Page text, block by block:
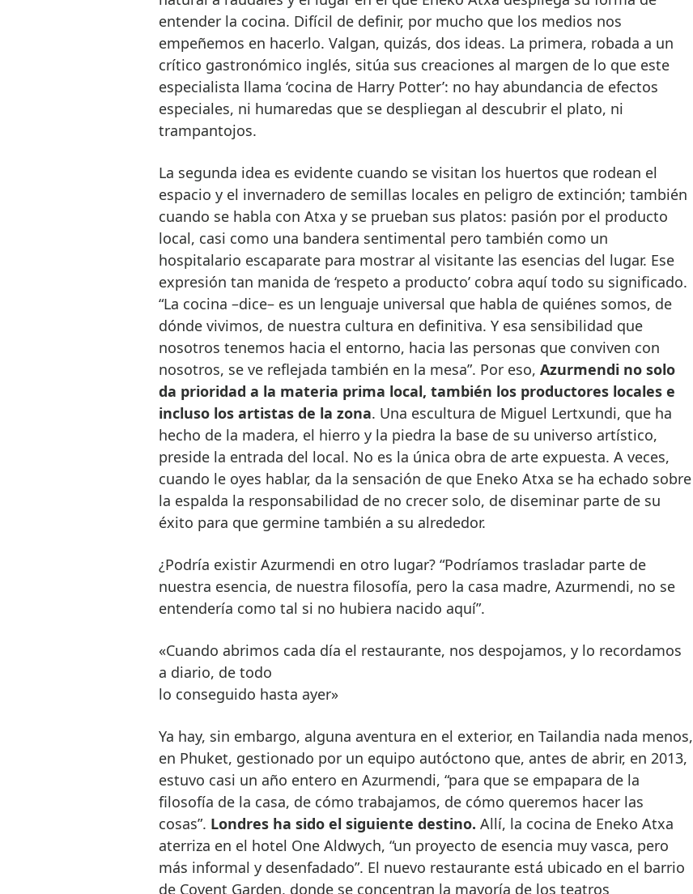
entender la cocina. Difícil de definir, por mucho que los medios nos
empeñemos en hacerlo. Valgan, quizás, dos ideas. La primera, robada a un
crítico gastronómico inglés, sitúa sus creaciones al margen de lo que este
especialista llama ‘cocina de Harry Potter’: no hay abundancia de efectos
especiales, ni humaredas que se despliegan al descubrir el plato, ni
trampantojos.
La segunda idea es evidente cuando se visitan los huertos que rodean el
espacio y el invernadero de semillas locales en peligro de extinción; también
cuando se habla con Atxa y se prueban sus platos: pasión por el producto
local, casi como una bandera sentimental pero también como un
hospitalario escaparate para mostrar al visitante las esencias del lugar. Ese
expresión tan manida de ‘respeto a producto’ cobra aquí todo su significado.
“La cocina –dice– es un lenguaje universal que habla de quiénes somos, de
dónde vivimos, de nuestra cultura en definitiva. Y esa sensibilidad que
nosotros tenemos hacia el entorno, hacia las personas que conviven con
nosotros, se ve reflejada también en la mesa”. Por eso, Azurmendi no solo
da prioridad a la materia prima local, también los productores locales e
incluso los artistas de la zona. Una escultura de Miguel Lertxundi, que ha
hecho de la madera, el hierro y la piedra la base de su universo artístico,
preside la entrada del local. No es la única obra de arte expuesta. A veces,
cuando le oyes hablar, da la sensación de que Eneko Atxa se ha echado sobre
la espalda la responsabilidad de no crecer solo, de diseminar parte de su
éxito para que germine también a su alrededor.
¿Podría existir Azurmendi en otro lugar? “Podríamos trasladar parte de
nuestra esencia, de nuestra filosofía, pero la casa madre, Azurmendi, no se
entendería como tal si no hubiera nacido aquí”.
«Cuando abrimos cada día el restaurante, nos despojamos, y lo recordamos
a diario, de todo
lo conseguido hasta ayer»
Ya hay, sin embargo, alguna aventura en el exterior, en Tailandia nada menos,
en Phuket, gestionado por un equipo autóctono que, antes de abrir, en 2013,
estuvo casi un año entero en Azurmendi, “para que se empapara de la
filosofía de la casa, de cómo trabajamos, de cómo queremos hacer las
cosas”. Londres ha sido el siguiente destino. Allí, la cocina de Eneko Atxa
aterriza en el hotel One Aldwych, “un proyecto de esencia muy vasca, pero
más informal y desenfadado”. El nuevo restaurante está ubicado en el barrio
de Covent Garden, donde se concentran la mayoría de los teatros